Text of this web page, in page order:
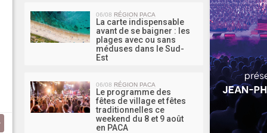
06/08 RÉGION PACA
La carte indispensable
avant de se baigner : les
plages avec ou sans
méduses dans le Sud-
Est
06/08 RÉGION PACA
Le programme des
fêtes de village et fêtes
traditionnelles ce
weekend du 8 et 9 août
en PACA